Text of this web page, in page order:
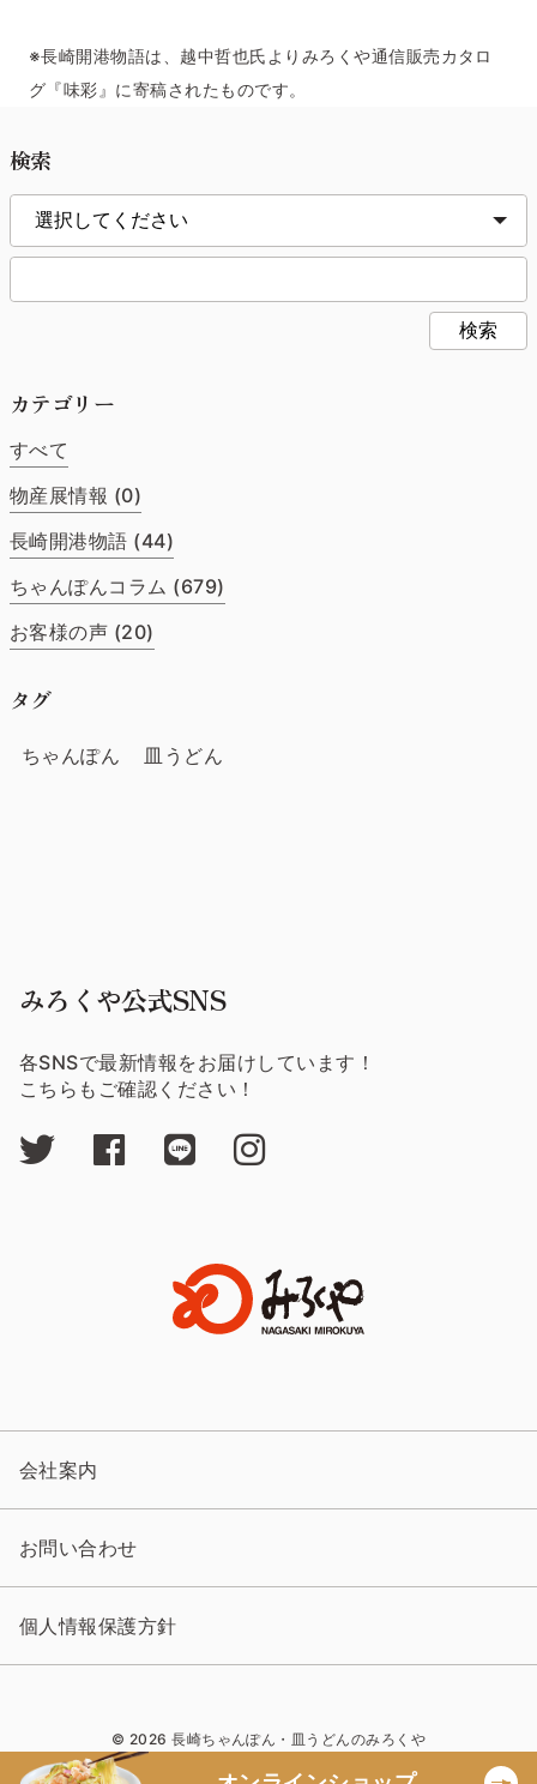
※長崎開港物語は、越中哲也氏よりみろくや通信販売カタロ
グ『味彩』に寄稿されたものです。
検索
検索
カテゴリー
すべて
物産展情報 (0)
長崎開港物語 (44)
ちゃんぽんコラム (679)
お客様の声 (20)
タグ
ちゃんぽん 皿うどん
みろくや公式SNS
各SNSで最新情報をお届けしています！
こちらもご確認ください！
会社案内
お問い合わせ
個人情報保護方針
© 2026 長崎ちゃんぽん・皿うどんのみろくや